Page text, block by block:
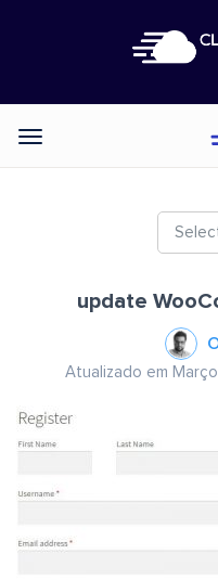
Categories
update
Atualizado em Março